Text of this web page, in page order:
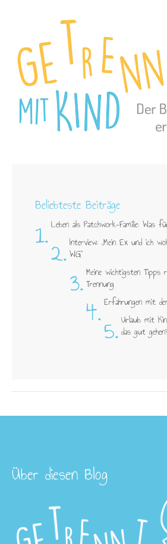
Beliebteste Beiträge
1. Leben als Patchwork-Familie: Was
2. Interview: „Mein Ex und ich
WG"
3. Meine wichtigsten Tipps
Trennung
4. Erfahrungen mit
5. Urlaub mit
das gut
Über diesen Blog